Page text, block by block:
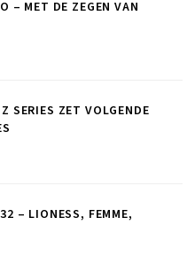
– MET DE ZEGEN VAN
SERIES ZET VOLGENDE
– LIONESS, FEMME,